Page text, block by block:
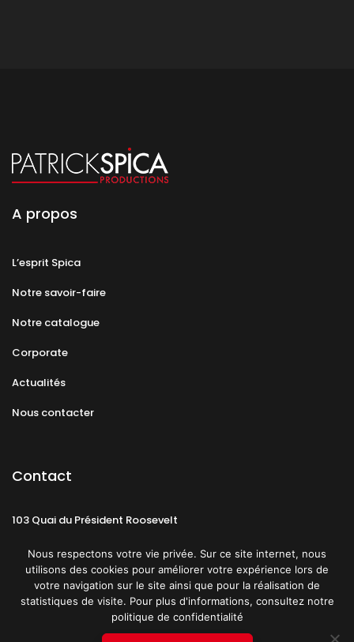
A propos
L’esprit Spica
Notre savoir-faire
Notre catalogue
Corporate
Actualités
Nous contacter
Contact
103 Quai du Président Roosevelt
CGU Politique de confidentialité
Nous respectons votre vie privée. Sur ce site internet, nous
utilisons des cookies pour améliorer votre expérience lors de
votre navigation sur le site ainsi que pour la réalisation de
statistiques de visite. Pour plus d'informations, consultez notre
politique de confidentialité